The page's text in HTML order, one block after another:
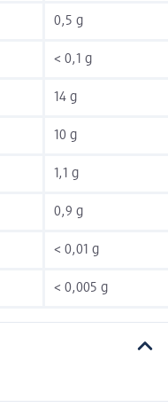
0,5 g
< 0,1 g
14 g
10 g
1,1 g
0,9 g
< 0,01 g
< 0,005 g